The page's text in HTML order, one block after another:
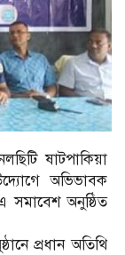
ষাটপাকিয়া
অভিভাবক
সমাবেশ অনুষ্ঠিত
প্রধান অতিথি